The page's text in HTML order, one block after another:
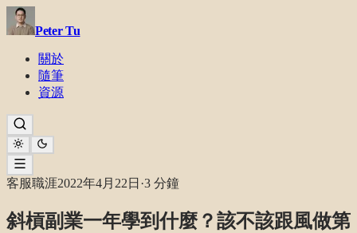
Peter Tu
關於
隨筆
資源
客服職涯2022年4月22日 ·3 分鐘
斜槓副業一年學到什麼？該不該跟風做第